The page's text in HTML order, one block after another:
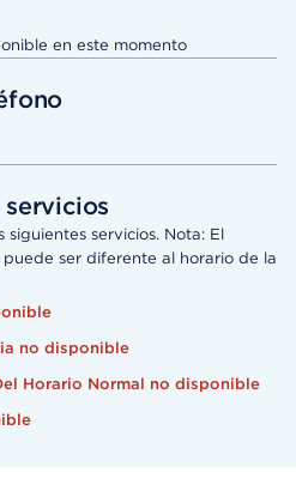
en este momento
servicios
siguientes servicios. Nota: El
ser diferente al horario de la
no disponible
Horario Normal no disponible